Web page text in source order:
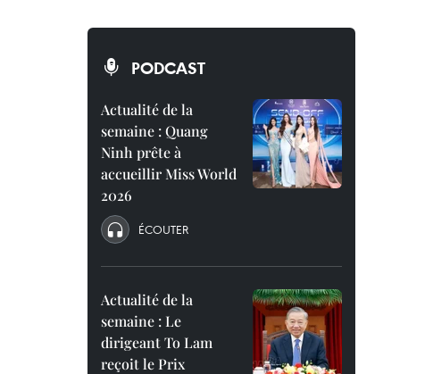
PODCAST
Actualité de la
semaine : Quang
Ninh prête à
accueillir Miss World
2026
ÉCOUTER
Actualité de la
semaine : Le
dirigeant To Lam
reçoit le Prix